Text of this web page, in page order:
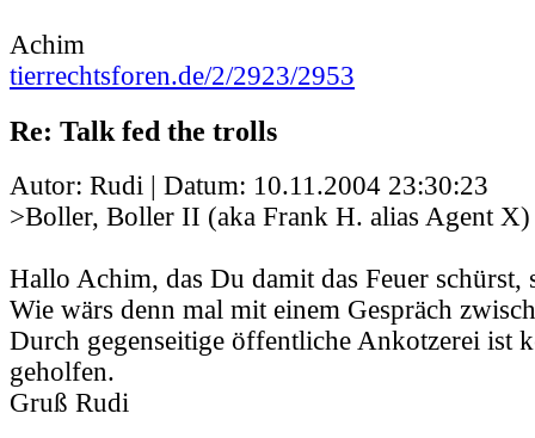
Achim
tierrechtsforen.de/2/2923/2953
Re: Talk fed the trolls
Autor: Rudi | Datum: 10.11.2004 23:30:23
>Boller, Boller II (aka Frank H. alias Agent X)
Hallo Achim, das Du damit das Feuer schürst,
Wie wärs denn mal mit einem Gespräch
Durch gegenseitige öffentliche Ankotzerei ist
geholfen.
Gruß Rudi